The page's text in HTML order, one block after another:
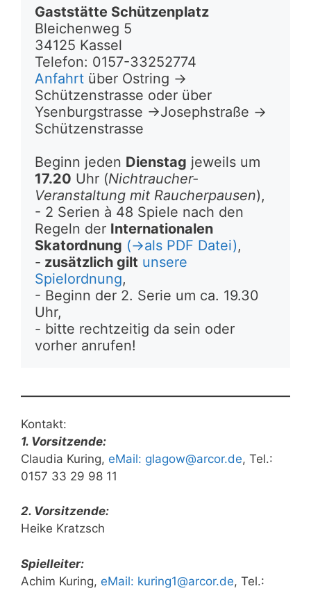
Gaststätte Schützenplatz
Bleichenweg 5
34125 Kassel
Telefon: 0157-33252774
Anfahrt über Ostring ->
Schützenstrasse oder über
Ysenburgstrasse ->Josephstraße ->
Schützenstrasse
Beginn jeden Dienstag
17.20 Uhr (Nichtraucher-
Veranstaltung mit Raucherpausen),
- 2 Serien à 48 Spiele nach den
Regeln der Internationalen
Skatordnung (->als PDF Datei),
- zusätzlich gilt unsere
Spielordnung,
- Beginn der 2. Serie um ca. 19.30
Uhr,
- bitte rechtzeitig da sein oder
vorher anrufen!
Kontakt:
1. Vorsitzende:
Claudia Kuring, eMail: glagow@arcor.de, Tel.:
0157 33 29 98 11
2. Vorsitzende:
Heike Kratzsch
Spielleiter:
Achim Kuring, eMail: kuring1@arcor.de, Tel.: